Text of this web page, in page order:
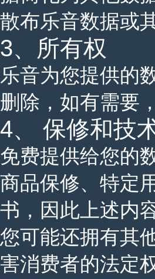
散布乐音数据或
3、所有权
乐音为您提供的
删除，如有需要
4、 保修和技
免费提供给您的
商品保修、特定
书，因此上述内
您可能还拥有其
害消费者的法定